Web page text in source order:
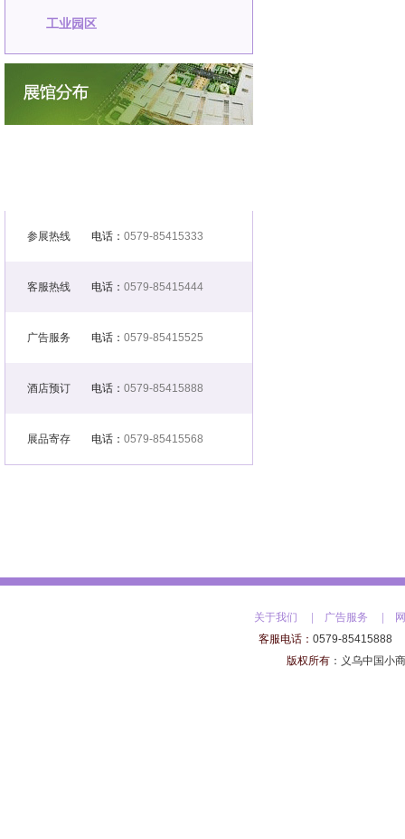
工业园区
参展热线 电话： 0579-85415333
客服热线 电话： 0579-85415444
广告服务 电话： 0579-85415525
酒店预订 电话： 0579-85415888
展品寄存 电话： 0579-85415568
关于我们 广告服务
客服电话： 0579-85415888
版权所有： 义乌中国小